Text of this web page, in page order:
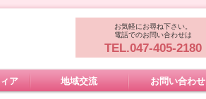
お気軽にお尋ね下さい。
電話でのお問い合わせは
TEL.047-405-2180
ア 地域交流 お問い合わせ